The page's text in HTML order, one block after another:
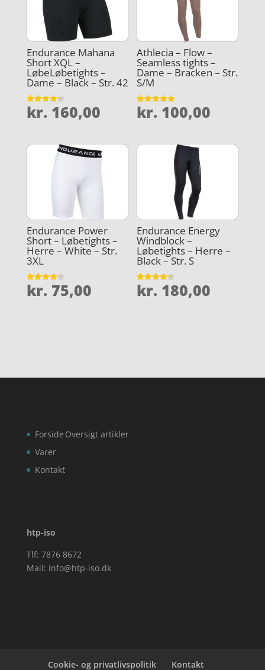
Endurance Mahana
Short XQL –
LøbeLøbetights –
Dame – Black – Str. 42
Vurderet
4.3
kr. 160,00
Athlecia – Flow –
Seamless tights –
Dame – Bracken – Str.
S/M
Vurderet
4.9
kr. 100,00
Endurance Power
Short – Løbetights –
Herre – White – Str.
3XL
Vurderet
4.2
kr. 75,00
Endurance Energy
Windblock –
Løbetights – Herre –
Black – Str. S
Vurderet
4.4
kr. 180,00
Forside
Varer
Kontakt
Oversigt artikler
htp-iso
Tlf: 7876 8672
Mail: info@htp-iso.dk
Cookie- og privatlivspolitik Kontakt